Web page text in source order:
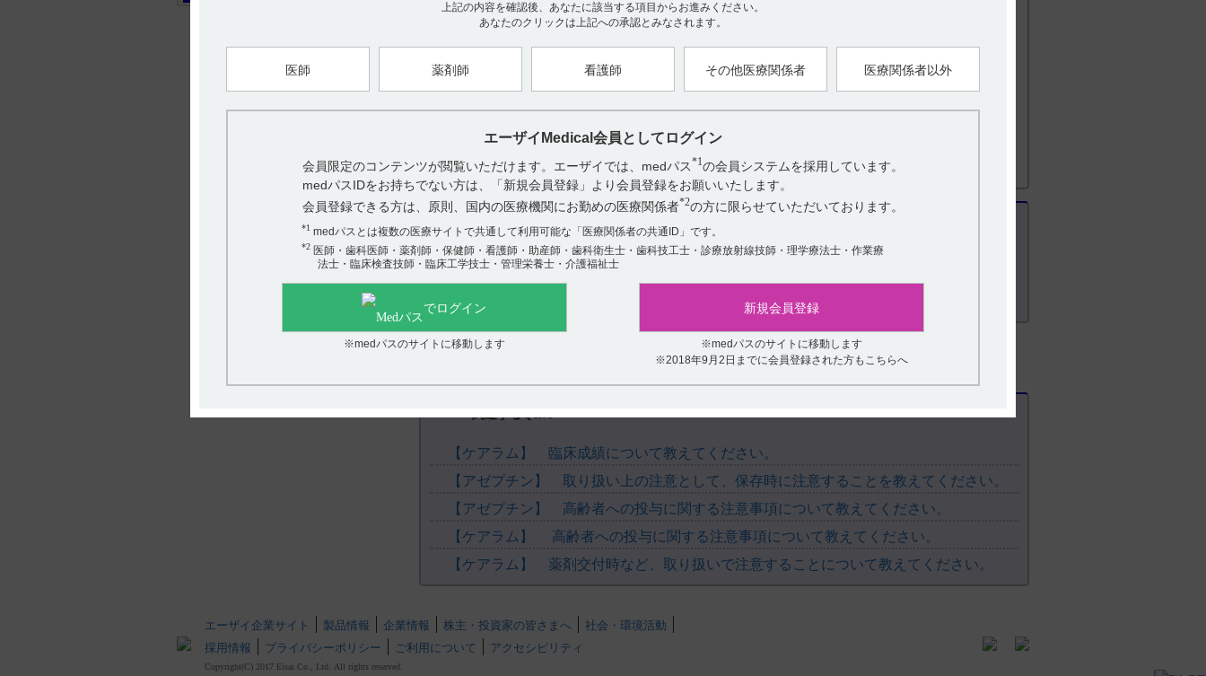
上記の内容を確認後、あなたに該当する項目からお進みください。
あなたのクリックは上記への承認とみなされます。
医師 薬剤師 看護師 その他医療関係者 医療関係者以外
エーザイMedical会員としてログイン
会員限定のコンテンツが閲覧いただけます。エーザイでは、medパス*1の会員システムを採用しています。
medパスIDをお持ちでない方は、「新規会員登録」より会員登録をお願いいたします。
会員登録できる方は、原則、国内の医療機関にお勤めの医療関係者*2の方に限らせていただいております。
*1medパスとは複数の医療サイトで共通して利用可能な「医療関係者の共通ID」です。
*2医師・歯科医師・薬剤師・保健師・看護師・助産師・歯科衛生士・歯科技工士・診療放射線技師・理学療法士・作業療
法士・臨床検査技師・臨床工学技士・管理栄養士・介護福祉士
でログイン
※medパスのサイトに移動します
新規会員登録
※medパスのサイトに移動します
※2018年9月2日までに会員登録された方もこちらへ
＜参考＞動物におけるデータ（引用3）
ラットを用いてフェノバルビタールとの相互作用を検討した試験において、フェノバルビタール（80mg／kg）
を前投与した後にイグラチモド（10mg／kg）を単回経口投与した時のイグラチモドの血漿中濃度は単独投与群
に比べて低く、フェノバルビタールによる代謝酵素活性の誘導による影響がみられた。
1）ケアラム錠25mg 電子添文 2022年8月改訂（第1版） 10. 相互作用 10.2 併用注意（併用に注意すること）
2）ケアラム錠25mgインタビューフォーム2023年1月改訂（第8版） VIII．安全性（使用上の注意等）に関する
項目 7．相互作用 (2)併用注意とその理由
3)社内資料（シメチジン及びフェノバルビタールとの薬物動態学的相互作用に関する検討） ［CRM-0067］
【更新年月】
2024年4月
役に立った
役に立たなかった
関連するQ&A
【ケアラム】 臨床成績について教えてください。
【アゼプチン】 取り扱い上の注意として、保存時に注意することを教えてください。
【アゼプチン】 高齢者への投与に関する注意事項について教えてください。
【ケアラム】 高齢者への投与に関する注意事項について教えてください。
【ケアラム】 薬剤交付時など、取り扱いで注意することについて教えてください。
エーザイ企業サイト 製品情報 企業情報 株主・投資家の皆さまへ
社会・環境活動
採用情報
プライバシーポリシー ご利用について アクセシビリティ
Copyright(C) 2017 Eisai Co., Ltd. All rights reserved.